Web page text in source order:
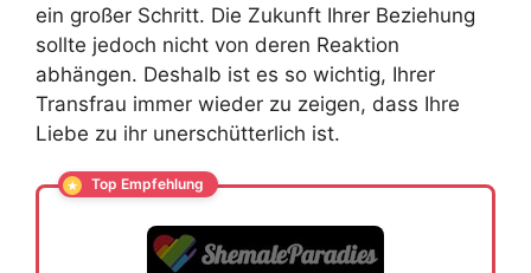
ein großer Schritt. Die Zukunft Ihrer Beziehung
sollte jedoch nicht von deren Reaktion
abhängen. Deshalb ist es so wichtig, Ihrer
Transfrau immer wieder zu zeigen, dass Ihre
Liebe zu ihr unerschütterlich ist.